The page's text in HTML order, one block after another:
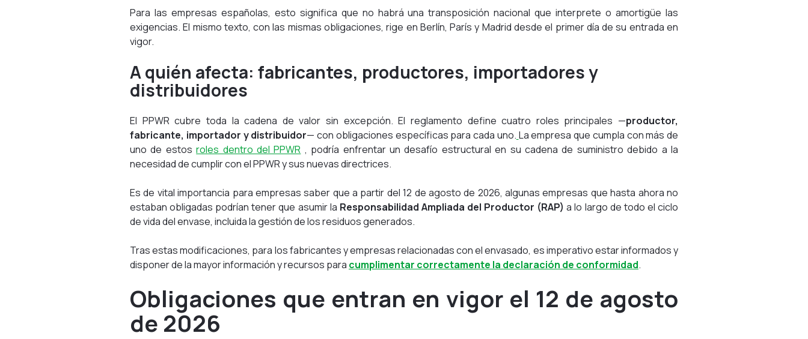
Para las empresas españolas, esto significa que no habrá una transposición nacional que interprete o amortigüe las
exigencias. El mismo texto, con las mismas obligaciones, rige en Berlín, París y Madrid desde el primer día de su entrada en
vigor.
A quién afecta: fabricantes, productores, importadores y
distribuidores
El PPWR cubre toda la cadena de valor sin excepción. El reglamento define cuatro roles principales —productor,
fabricante, importador y distribuidor— con obligaciones específicas para cada uno. La empresa que cumpla con más de
uno de estosroles dentro del PPWR , podría enfrentar un desafío estructural en su cadena de suministro debido a la
necesidad de cumplir con el PPWR y sus nuevas directrices.
Es de vital importancia para empresas saber que a partir del 12 de agosto de 2026, algunas empresas que hasta ahora no
estaban obligadas podrían tener que asumir la Responsabilidad Ampliada del Productor (RAP) a lo largo de todo el ciclo
de vida del envase, incluida la gestión de los residuos generados.
Tras estas modificaciones, para los fabricantes y empresas relacionadas con el envasado, es imperativo estar informados y
disponer de la mayor información y recursos para cumplimentar correctamente la declaración de conformidad.
Obligaciones que entran en vigor el 12 de agosto
de 2026